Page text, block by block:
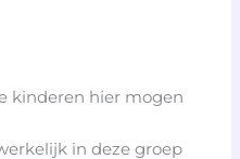
kinderen hier mogen
in deze groep